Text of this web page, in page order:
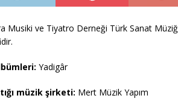
Musiki ve Tiyatro Derneği Türk Sanat
Yadigâr
müzik şirketi: Mert Müzik Yapım